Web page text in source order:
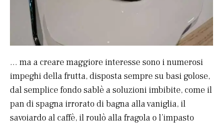
… ma a creare maggiore interesse sono i numerosi
impeghi della frutta, disposta sempre su basi golose,
dal semplice fondo sablè a soluzioni imbibite, come il
pan di spagna irrorato di bagna alla vaniglia, il
savoiardo al caffè, il roulò alla fragola o l’impasto